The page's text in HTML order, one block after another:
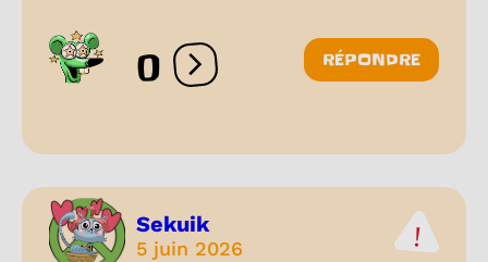
0 Ouvrir les réactions
RÉPONDRE
Sekuik
5 juin 2026